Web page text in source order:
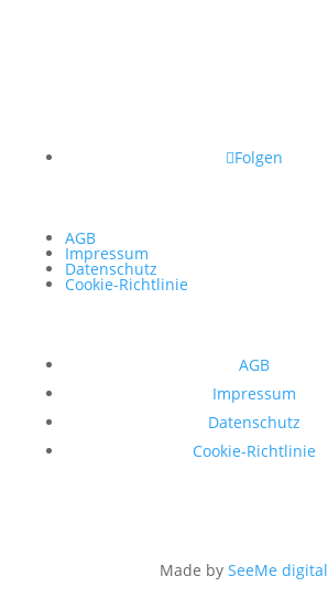
Folgen
AGB
Impressum
Datenschutz
Cookie-Richtlinie
AGB
Impressum
Datenschutz
Cookie-Richtlinie
Made bySeeMe digital